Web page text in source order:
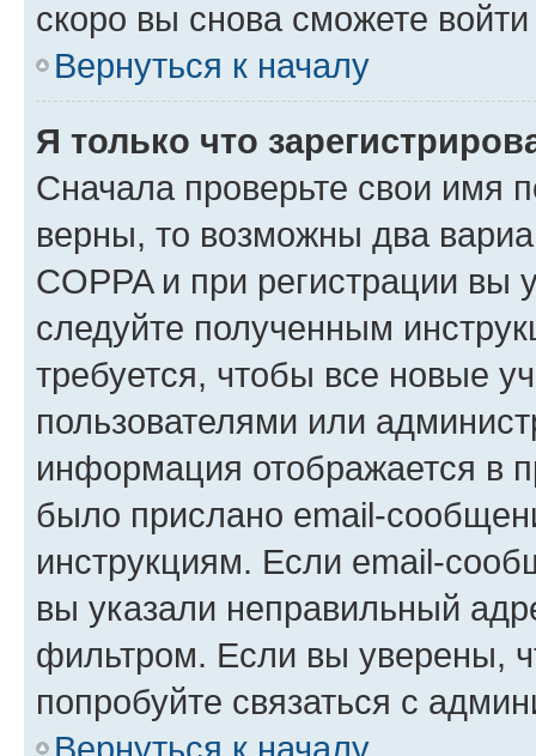
скоро вы снова сможете
Вернуться к началу
Я только что
Сначала проверьте свои имя
верны, то возможны два
COPPA и при регистрации вы
следуйте полученным
требуется, чтобы все новые
пользователями или
информация отображается в
было прислано email-
инструкциям. Если email-
вы указали неправильный
фильтром. Если вы уверены,
попробуйте связаться с
Вернуться к началу